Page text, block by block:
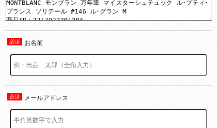
お名前
メールアドレス